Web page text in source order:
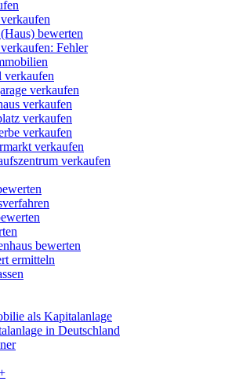
bewerten
Fehler
verkaufen
verkaufen
verkaufen
verkaufen
verkaufen
verkaufen
verkaufen
bewerten
ermitteln
als Kapitalanlage
in Deutschland